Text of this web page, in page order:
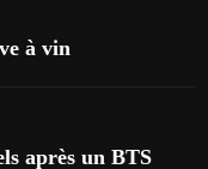
à vin
après un BTS